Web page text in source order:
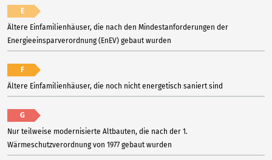
E
Ältere Einfamilienhäuser, die nach den Mindestanforderungen der
Energieeinsparverordnung (EnEV) gebaut wurden
F
Ältere Einfamilienhäuser, die noch nicht energetisch saniert sind
G
Nur teilweise modernisierte Altbauten, die nach der 1.
Wärmeschutzverordnung von 1977 gebaut wurden